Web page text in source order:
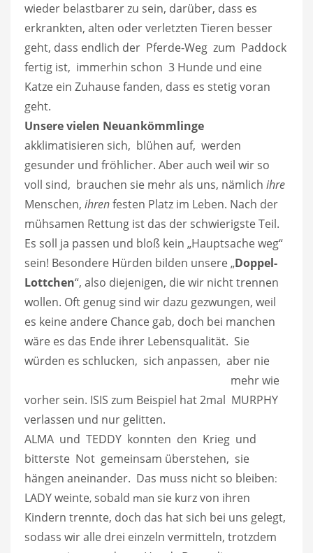
wieder belastbarer zu sein, darüber, dass es
erkrankten, alten oder verletzten Tieren besser
geht, dass endlich der Pferde-Weg zum Paddock
fertig ist, immerhin schon 3 Hunde und eine
Katze ein Zuhause fanden, dass es stetig voran
geht.
Unsere vielen Neuankömmlinge
akklimatisieren sich, blühen auf, werden
gesunder und fröhlicher. Aber auch weil wir so
voll sind, brauchen sie mehr als uns, nämlich ihre
Menschen, ihrenfesten Platz im Leben. Nach der
mühsamen Rettung ist das der schwierigste Teil.
Es soll ja passen und bloß kein „Hauptsache weg“
sein! Besondere Hürden bilden unsere „Doppel-
Lottchen“, also diejenigen, die wir nicht trennen
wollen. Oft genug sind wir dazu gezwungen, weil
es keine andere Chance gab, doch bei manchen
wäre es das Ende ihrer Lebensqualität. Sie
würden es schlucken, sich anpassen, aber nie
mehr wie
vorher sein. ISIS zum Beispiel hat 2mal MURPHY
verlassen und nur gelitten.
ALMA und TEDDY konnten den Krieg und
bitterste Not gemeinsam überstehen, sie
hängen aneinander. Das muss nicht so bleiben:
LADY weinte, sobald man sie kurz von ihren
Kindern trennte, doch das hat sich bei uns gelegt,
sodass wir alle drei einzeln vermitteln, trotzdem